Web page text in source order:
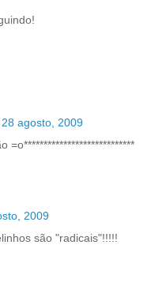
agosto, 2009
2009
são "radicais"!!!!!